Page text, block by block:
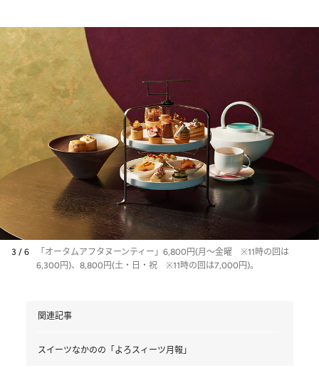
3 / 6
「オータムアフタヌーンティー」6,800円(月～金曜 ※11時の回は
6,300円)、8,800円(土・日・祝 ※11時の回は7,000円)。
関連記事
スイーツなかのの「よろスィーツ月報」